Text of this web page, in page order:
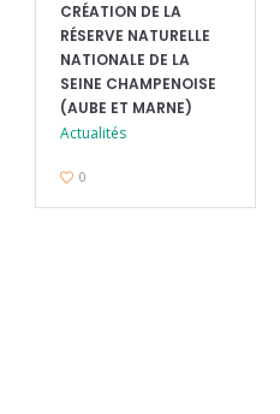
CRÉATION DE LA
RÉSERVE NATURELLE
NATIONALE DE LA
SEINE CHAMPENOISE
(AUBE ET MARNE)
Actualités
0